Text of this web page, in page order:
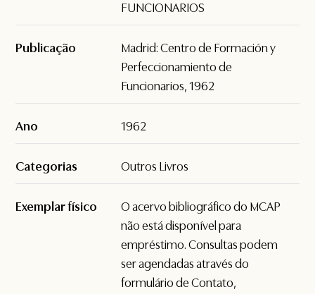
FUNCIONARIOS
Publicação
Madrid: Centro de Formación y
Perfeccionamiento de
Funcionarios, 1962
Ano 1962
Categorias Outros Livros
Exemplar físico
O acervo bibliográfico do MCAP
não está disponível para
empréstimo. Consultas podem
ser agendadas através do
formulário deContato,